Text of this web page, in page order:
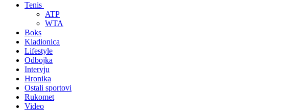
Tenis
ATP
WTA
Boks
Kladionica
Lifestyle
Odbojka
Intervju
Hronika
Ostali sportovi
Rukomet
Video